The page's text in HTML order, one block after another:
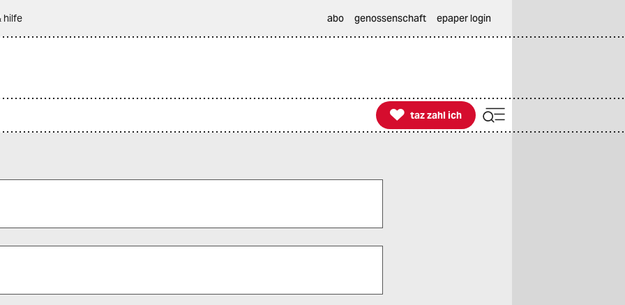
hilfe abo genossenschaft epaper login

taz zahl ich
taz zahl ich